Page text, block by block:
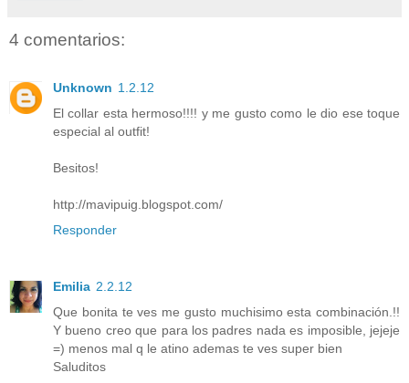
4 comentarios:
Unknown 1.2.12
El collar esta hermoso!!!! y me gusto como le dio ese toque
especial al outfit!
Besitos!
http://mavipuig.blogspot.com/
Responder
Emilia 2.2.12
Que bonita te ves me gusto muchisimo esta combinación.!!
Y bueno creo que para los padres nada es imposible, jejeje
=) menos mal q le atino ademas te ves super bien
Saluditos